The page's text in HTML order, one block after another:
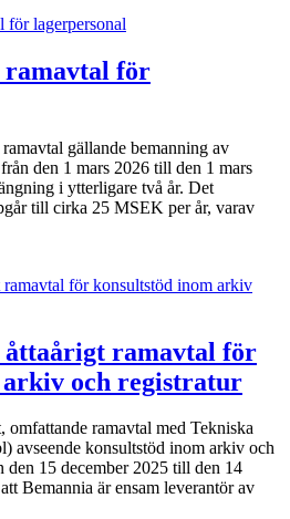
ramavtal för
gällande bemanning av
den 1 mars 2026 till den 1 mars
i ytterligare två år. Det
till cirka 25 MSEK per år, varav
åttaårigt ramavtal för
och registratur
ramavtal med Tekniska
avseende konsultstöd inom arkiv och
den 15 december 2025 till den 14
Bemannia är ensam leverantör av